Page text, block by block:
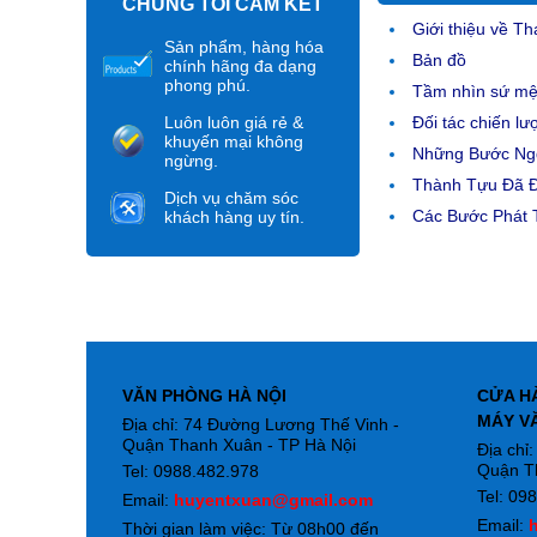
CHÚNG TÔI CAM KẾT
Sản phẩm, hàng hóa
chính hãng đa dạng
phong phú.
Luôn luôn giá rẻ &
khuyến mại không
ngừng.
Dịch vụ chăm sóc
khách hàng uy tín.
Giới thiệu về
Bản đồ
Tầm nhìn sứ
Đối tác chiến
Những Bước
Thành Tựu Đã
Các Bước Phát
VĂN PHÒNG HÀ NỘI
Địa chỉ: 74 Đường Lương Thế Vinh -
Quận Thanh Xuân - TP Hà Nội
Tel: 0988.482.978
Email: huyentxuan@gmail.com
Thời gian làm việc: Từ 08h00 đến
CỬA
MÁY
Địa
Quận
Tel:
Email: